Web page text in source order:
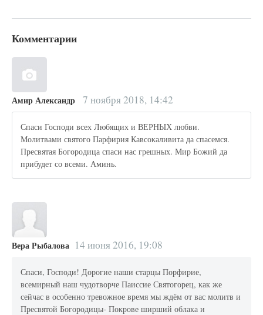
Комментарии
Амир Александр 7 ноября 2018, 14:42
Спаси Господи всех Любящих и ВЕРНЫХ любви.
Молитвами святого Парфирия Кавсокаливита да спасемся.
Пресвятая Богородица спаси нас грешных. Мир Божий да
прибудет со всеми. Аминь.
Вера Рыбалова 14 июня 2016, 19:08
Спаси, Господи! Дорогие наши старцы Порфирие,
всемирный наш чудотворче Паиссие Святогорец, как же
сейчас в особенно тревожное время мы ждём от вас молитв и
Пресвятой Богородицы- Покрове ширший облака и